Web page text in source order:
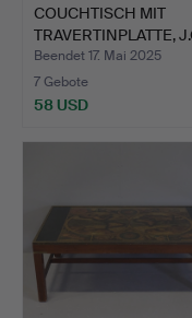
COUCHTISCH MIT
TRAVERTINPLATTE,
CARLS…
Beendet 17. Mai 2025
7 Gebote
58 USD